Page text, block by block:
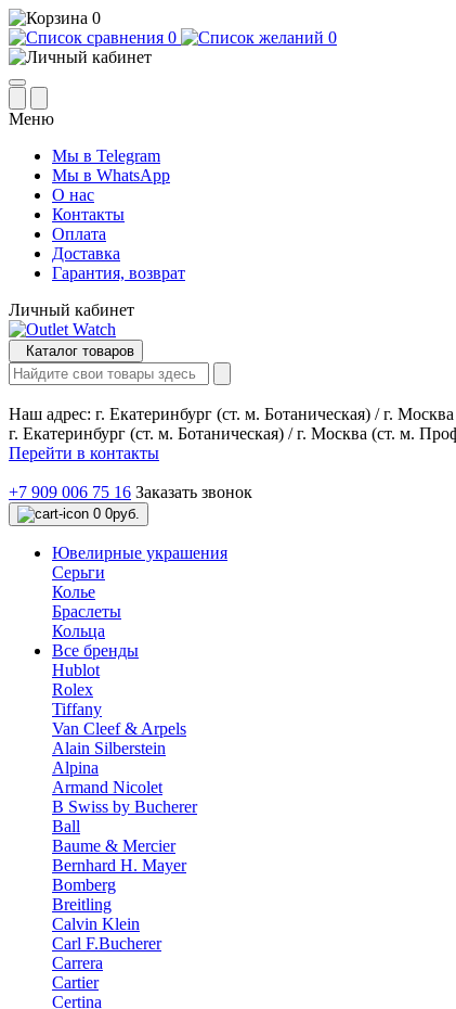
0
0
0
Меню
Мы в Telegram
Мы в WhatsApp
О нас
Контакты
Оплата
Доставка
Гарантия, возврат
Личный кабинет
Каталог товаров
Наш адрес: г. Екатеринбург (ст. м. Ботаническая) / г.
г. Екатеринбург (ст. м. Ботаническая) / г. Москва (ст. м.
Перейти в контакты
+7 909 006 75 16 Заказать звонок
0 0руб.
Ювелирные украшения
Серьги
Колье
Браслеты
Кольца
Все бренды
Hublot
Rolex
Tiffany
Van Cleef & Arpels
Alain Silberstein
Alpina
Armand Nicolet
B Swiss by Bucherer
Ball
Baume & Mercier
Bernhard H. Mayer
Bomberg
Breitling
Calvin Klein
Carl F.Bucherer
Carrera
Cartier
Certina